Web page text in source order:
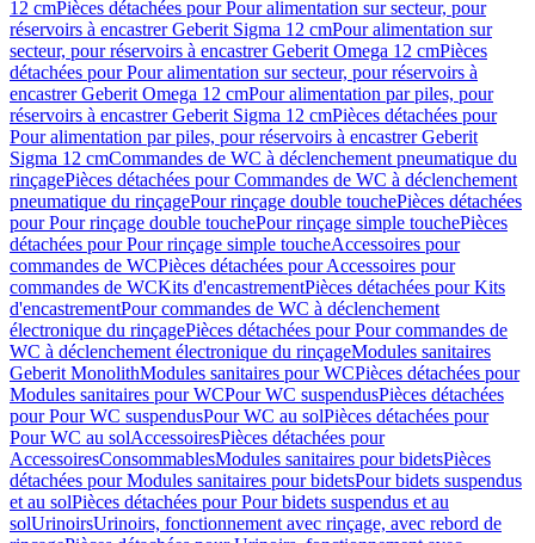
12 cmPièces détachées pour Pour alimentation sur secteur, pour
réservoirs à encastrer Geberit Sigma 12 cmPour alimentation sur
secteur, pour réservoirs à encastrer Geberit Omega 12 cmPièces
détachées pour Pour alimentation sur secteur, pour réservoirs à
encastrer Geberit Omega 12 cmPour alimentation par piles, pour
réservoirs à encastrer Geberit Sigma 12 cmPièces détachées pour
Pour alimentation par piles, pour réservoirs à encastrer Geberit
Sigma 12 cmCommandes de WC à déclenchement pneumatique du
rinçagePièces détachées pour Commandes de WC à déclenchement
pneumatique du rinçagePour rinçage double touchePièces détachées
pour Pour rinçage double touchePour rinçage simple touchePièces
détachées pour Pour rinçage simple toucheAccessoires pour
commandes de WCPièces détachées pour Accessoires pour
commandes de WCKits d'encastrementPièces détachées pour Kits
d'encastrementPour commandes de WC à déclenchement
électronique du rinçagePièces détachées pour Pour commandes de
WC à déclenchement électronique du rinçageModules sanitaires
Geberit MonolithModules sanitaires pour WCPièces détachées pour
Modules sanitaires pour WCPour WC suspendusPièces détachées
pour Pour WC suspendusPour WC au solPièces détachées pour
Pour WC au solAccessoiresPièces détachées pour
AccessoiresConsommablesModules sanitaires pour bidetsPièces
détachées pour Modules sanitaires pour bidetsPour bidets suspendus
et au solPièces détachées pour Pour bidets suspendus et au
solUrinoirsUrinoirs, fonctionnement avec rinçage, avec rebord de